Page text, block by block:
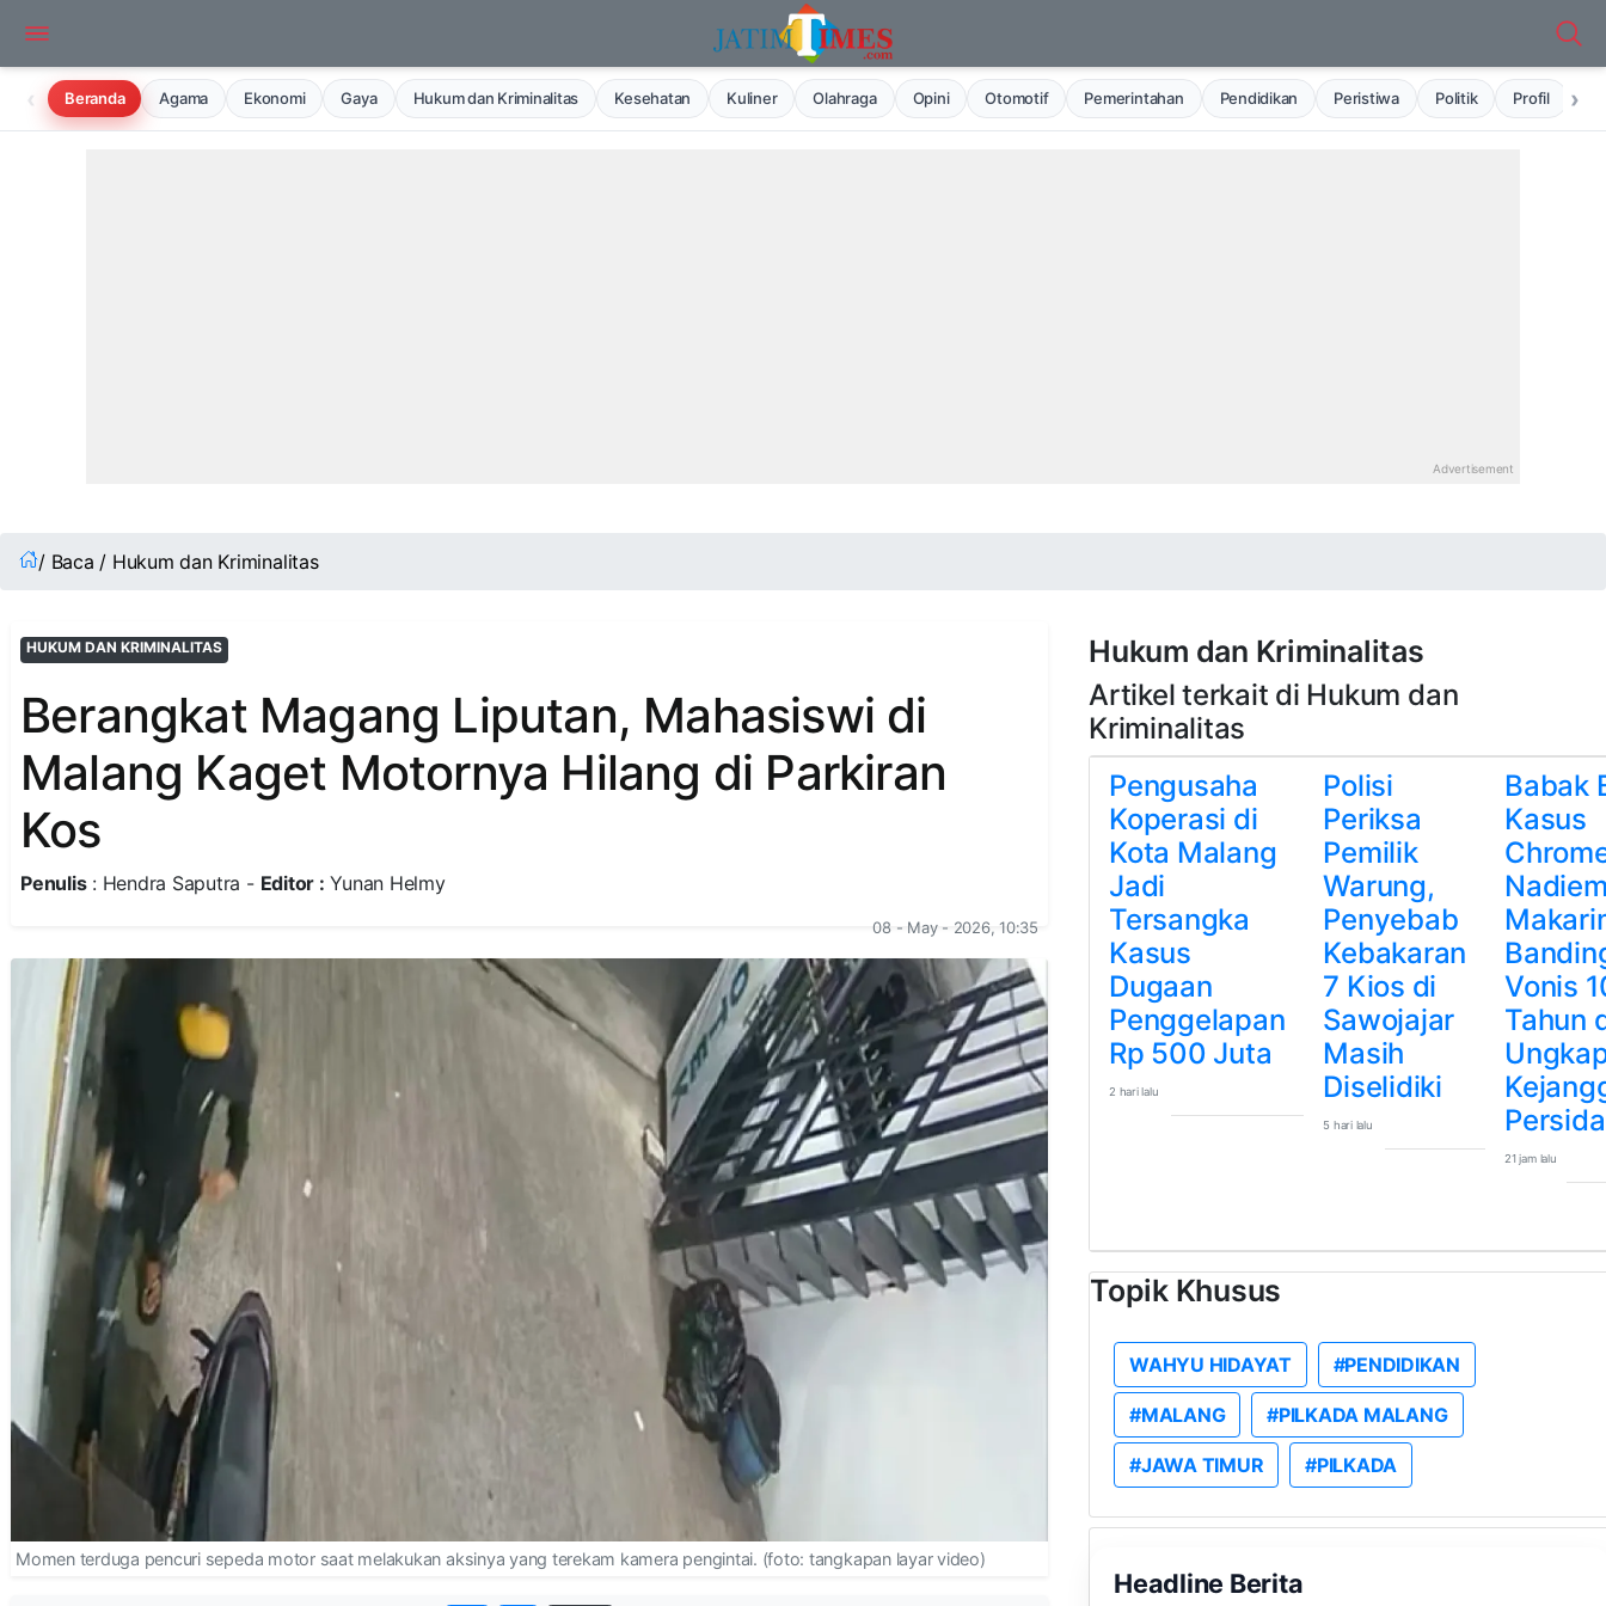
‹ Beranda Agama Ekonomi Gaya Hukum dan Kriminalitas Kesehatan Kuliner Olahraga Opini Otomotif Pemerintahan Pendidikan Peristiwa Politik Profil ›
/ Baca / Hukum dan Kriminalitas
HUKUM DAN KRIMINALITAS
Berangkat Magang Liputan, Mahasiswi di
Malang Kaget Motornya Hilang di Parkiran
Kos
Penulis: Hendra Saputra - Editor : Yunan Helmy
08 - May - 2026, 10:35
Momen terduga pencuri sepeda motor saat melakukan aksinya yang terekam kamera pengintai. (foto: tangkapan layar video)
Hukum dan Kriminalitas
Artikel terkait di Hukum dan
Kriminalitas
Pengusaha
Koperasi di
Kota Malang
Jadi
Tersangka
Kasus
Dugaan
Penggelapan
Rp 500 Juta
2 hari lalu
Polisi
Periksa
Pemilik
Warung,
Penyebab
Kebakaran
7 Kios di
Sawojajar
Masih
Diselidiki
5 hari lalu
Babak
Kasus
Vonis
Tahun
21 jam lalu
Topik Khusus
WAHYU HIDAYAT #PENDIDIKAN
#MALANG #PILKADA MALANG
#JAWA TIMUR #PILKADA
Headline Berita